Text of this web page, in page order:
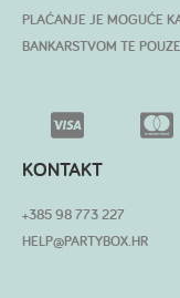
PLAĆANJE JE MOGUĆE
BANKARSTVOM TE
KONTAKT
+385 98 773 227
HELP@PARTYBOX.HR